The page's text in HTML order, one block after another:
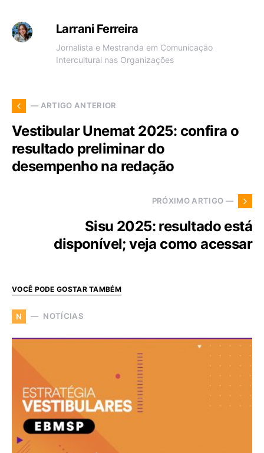
Larrani Ferreira
Jornalista e Mestranda em Comunicação
Intercultural nas Organizações
— ARTIGO ANTERIOR
Vestibular Unemat 2025: confira o
resultado preliminar do
desempenho na redação
PRÓXIMO ARTIGO —
Sisu 2025: resultado está
disponível; veja como acessar
VOCÊ PODE GOSTAR TAMBÉM
N NOTÍCIAS